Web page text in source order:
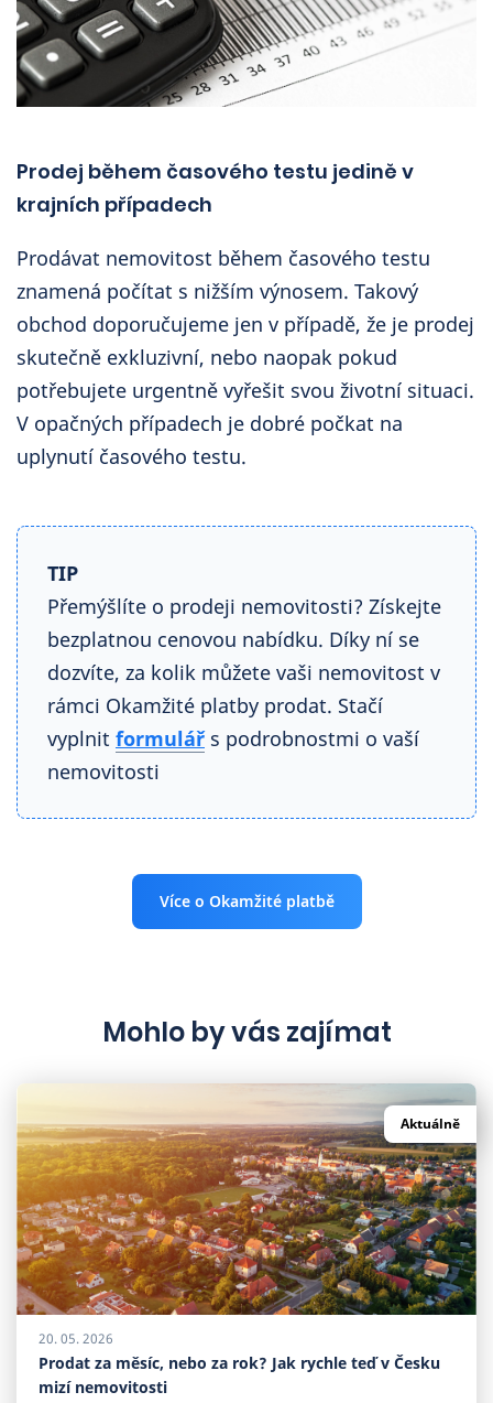
Prodej během časového testu jedině v
krajních případech
Prodávat nemovitost během časového testu
znamená počítat s nižším výnosem. Takový
obchod doporučujeme jen v případě, že je prodej
skutečně exkluzivní, nebo naopak pokud
potřebujete urgentně vyřešit svou životní situaci.
V opačných případech je dobré počkat na
uplynutí časového testu.
TIP
Přemýšlíte o prodeji nemovitosti? Získejte
bezplatnou cenovou nabídku. Díky ní se
dozvíte, za kolik můžete vaši nemovitost v
rámci Okamžité platby prodat. Stačí
vyplnit formulářs podrobnostmi o vaší
nemovitosti
Více o Okamžité platbě
Mohlo by vás zajímat
Aktuálně
20. 05. 2026
Prodat za měsíc, nebo za rok? Jak rychle teď v Česku
mizí nemovitosti